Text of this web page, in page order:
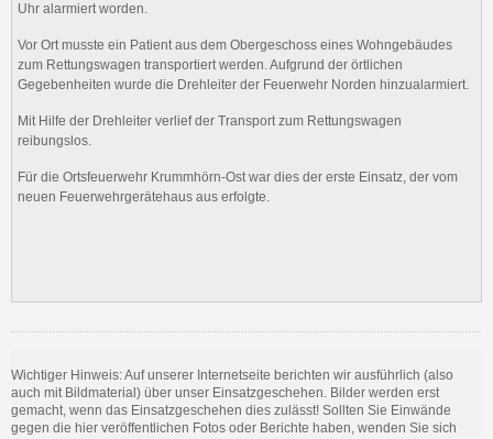
Uhr alarmiert worden.
Vor Ort musste ein Patient aus dem Obergeschoss eines Wohngebäudes
zum Rettungswagen transportiert werden. Aufgrund der örtlichen
Gegebenheiten wurde die Drehleiter der Feuerwehr Norden hinzualarmiert.
Mit Hilfe der Drehleiter verlief der Transport zum Rettungswagen
reibungslos.
Für die Ortsfeuerwehr Krummhörn-Ost war dies der erste Einsatz, der vom
neuen Feuerwehrgerätehaus aus erfolgte.
Wichtiger Hinweis: Auf unserer Internetseite berichten wir ausführlich (also
auch mit Bildmaterial) über unser Einsatzgeschehen. Bilder werden erst
gemacht, wenn das Einsatzgeschehen dies zulässt! Sollten Sie Einwände
gegen die hier veröffentlichen Fotos oder Berichte haben, wenden Sie sich